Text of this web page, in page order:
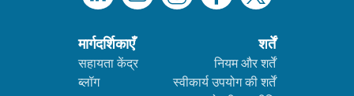
मार्गदर्शिकाएँ
सहायता केंद्र
ब्लॉग
शर्तें
नियम और शर्तें
स्वीकार्य उपयोग की शर्तें